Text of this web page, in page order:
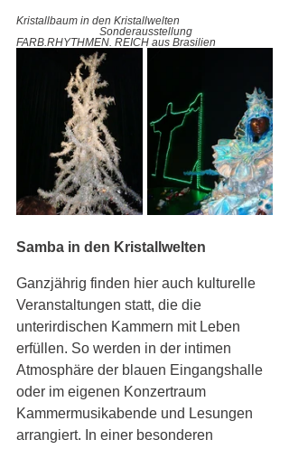
Kristallbaum in den Kristallwelten
Sonderausstellung
FARB.RHYTHMEN. REICH aus Brasilien
Samba in den Kristallwelten
Ganzjährig finden hier auch kulturelle
Veranstaltungen statt, die die
unterirdischen Kammern mit Leben
erfüllen. So werden in der intimen
Atmosphäre der blauen Eingangshalle
oder im eigenen Konzertraum
Kammermusikabende und Lesungen
arrangiert. In einer besonderen